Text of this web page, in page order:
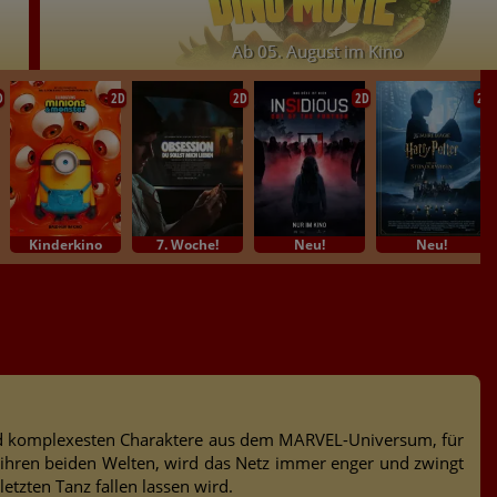
Ab 05. August im Kino
2D
Kinderkino
2D
7. Woche!
2D
Neu!
2D
Neu!
Charaktere aus dem MARVEL-Universum, für
beiden Welten, wird das Netz immer enger und zwingt
Tanz fallen lassen wird.